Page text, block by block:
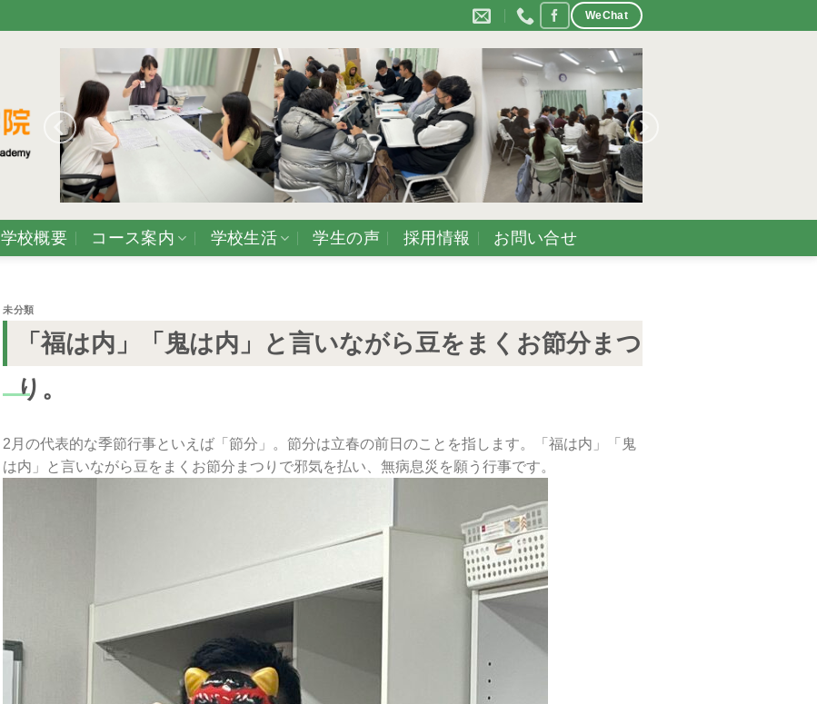
WeChat
学校概要 コース案内 学校生活 学生の声 採用情報 お問い合せ
未分類
「福は内」「鬼は内」と言いながら豆をまくお節分まつ
り。
2月の代表的な季節行事といえば「節分」。節分は立春の前日のことを指します。「福は内」「鬼
は内」と言いながら豆をまくお節分まつりで邪気を払い、無病息災を願う行事です。